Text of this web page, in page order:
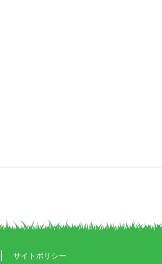
サイトポリシー